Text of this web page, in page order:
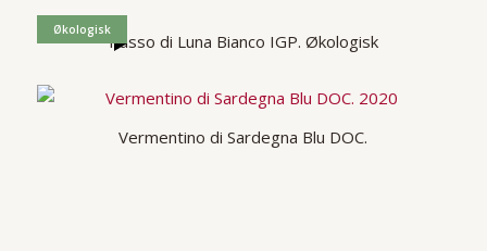
Økologisk
Passo di Luna Bianco IGP. Økologisk
Vermentino di Sardegna Blu DOC.